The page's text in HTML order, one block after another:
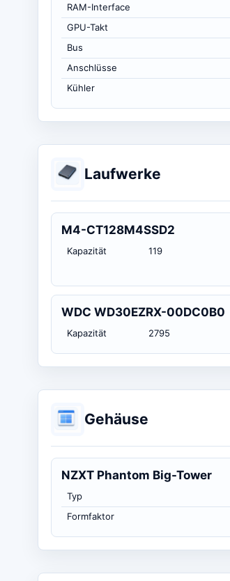
RAM-Interface
GPU-Takt
Bus
Anschlüsse
Kühler
Laufwerke
M4-CT128M4SSD2
Kapazität 119
WDC WD30EZRX-00DC0B0
Kapazität 2795
Gehäuse
NZXT Phantom Big-Tower
Typ
Formfaktor